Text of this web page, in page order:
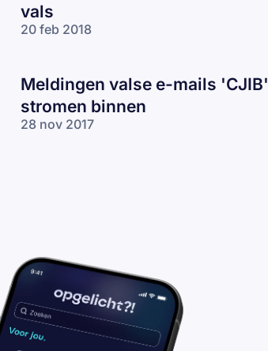
vals
20 feb 2018
Meldingen valse e-mails 'CJIB'
stromen binnen
28 nov 2017